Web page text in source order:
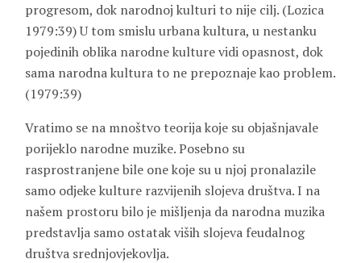
progresom, dok narodnoj kulturi to nije cilj. (Lozica
1979:39) U tom smislu urbana kultura, u nestanku
pojedinih oblika narodne kulture vidi opasnost, dok
sama narodna kultura to ne prepoznaje kao problem.
(1979:39)
Vratimo se na mnoštvo teorija koje su objašnjavale
porijeklo narodne muzike. Posebno su
rasprostranjene bile one koje su u njoj pronalazile
samo odjeke kulture razvijenih slojeva društva. I na
našem prostoru bilo je mišljenja da narodna muzika
predstavlja samo ostatak viših slojeva feudalnog
društva srednjovjekovlja.